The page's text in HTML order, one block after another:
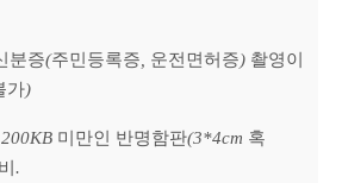
분증(주민등록증 운전면허증) 촬영이
가)
200KB 미만인 반명함판(3*4cm 혹
.